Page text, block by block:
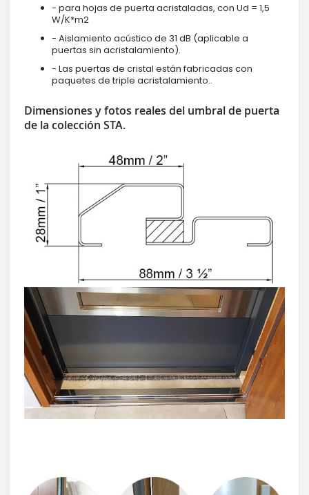
- para hojas de puerta acristaladas, con Ud = 1,5
W/K*m2
- Aislamiento acústico de 31 dB (aplicable a
puertas sin acristalamiento).
- Las puertas de cristal están fabricadas con
paquetes de triple acristalamiento..
Dimensiones y fotos reales del umbral de puerta
de la colección STA.